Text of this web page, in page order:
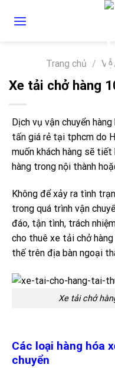
Trang chủ /
Xe tải chở hàng
Dịch vụ vận chuyển
tấn giá rẻ tại tphcm do
muốn khách hàng sẽ
hàng trong nội thành
Không để xảy ra tình
trong quá trình vận
đáo, tận tình, trách
cho thuê xe tải chở
thế trên địa bàn ngoại
Xe tải chở
Các loại hàng hóa
chuyển